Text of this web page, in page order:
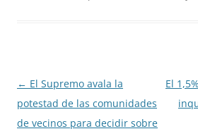
Navegación
de
entradas
← El Supremo avala la
potestad de las comunidades
de vecinos para decidir sobre
El